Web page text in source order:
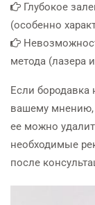
Глубокое
(особенно
метода (лазера
Если бородавка
вашему мнению,
ее можно
необходимые
после